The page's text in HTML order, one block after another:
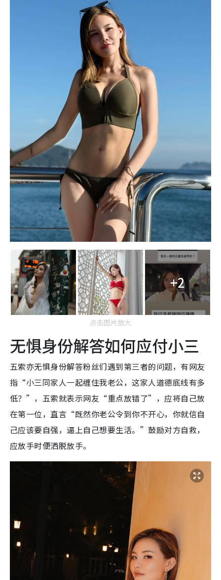
+2
点击图片放大
无惧身份解答如何应付小三
五索亦无惧身份解答粉丝们遇到第三者的问题，有网友
指“小三同家人一起缠住我老公，这家人道德底线有多
低？”，五索就表示网友“重点放错了”，应将自己放
在第一位，直言“既然你老公令到你不开心，你就信自
己应该要自强，逼上自己想要生活。”鼓励对方自救，
应放手时便洒脱放手。